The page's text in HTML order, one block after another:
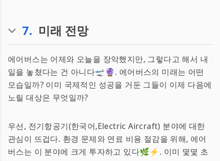
7. 미래 전망
에어버스는 어제와 오늘을 장악했지만, 그렇다고 해서 내
일을 놓쳤다는 건 아니다🛫🔮. 에어버스의 미래는 어떤
모습일까? 이미 국제적인 성공을 거둔 그들이 이제 다음에
노릴 대상은 무엇일까?
우선, 전기항공기(한국어,Electric Aircraft) 분야에 대한
관심이 뜨겁다. 환경 문제와 연료 비용 절감을 위해, 에어
버스는 이 분야에 크게 투자하고 있다🌿⚡️. 이미 몇몇 초